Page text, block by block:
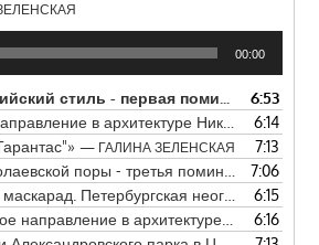
00:00
поминальная маска в архитектуре Николаевской поры»
6:53
Николаевской поры - вторая поминальная маска»
6:14
— ГАЛИНА ЗЕЛЕНСКАЯ
7:13
поры - третья поминальная маска»
7:06
Петербургская неоготика» —
6:15
направление в архитектуре» — ГАЛИНА
6:16